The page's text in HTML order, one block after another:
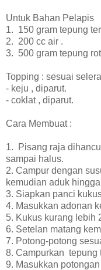
Untuk Bahan Pelapis
1. 150 gram tepung
2. 200 cc air .
3. 500 gram tepung
Topping : sesuai
- keju , diparut.
- coklat , diparut.
Cara Membuat :
1. Pisang raja
sampai halus.
2. Campur dengan
kemudian aduk
3. Siapkan panci
4. Masukkan adonan
5. Kukus kurang lebih
6. Setelan matang
7. Potong-potong
8. Campurkan tepung
9. Masukkan